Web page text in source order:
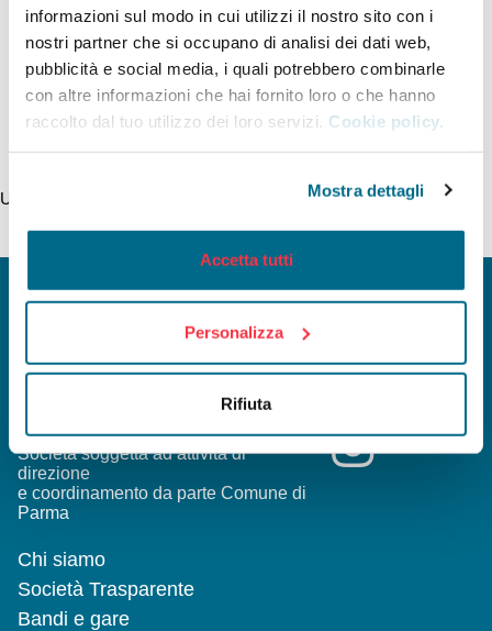
informazioni sul modo in cui utilizzi il nostro sito con i
nostri partner che si occupano di analisi dei dati web,
pubblicità e social media, i quali potrebbero combinarle
con altre informazioni che hai fornito loro o che hanno
raccolto dal tuo utilizzo dei loro servizi. Cookie policy.
Mostra dettagli
Accetta tutti
Personalizza
Rifiuta
Documenti
DAU N. 21/25
Ultimo aggiornamento della pagina 9/06/2025
INFOMOBILITY SPA a Socio Unico
Viale Mentana, 27 - 43121 Parma
Reg. Imp. PR/C.F. e P.I. 02199590346
Capitale Sociale 1.068.000 Euro I.V.
Società soggetta ad attività di
direzione
e coordinamento da parte Comune di
Parma
Chi siamo
Società Trasparente
Bandi e gare